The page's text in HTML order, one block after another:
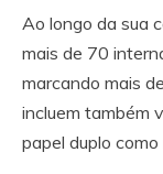
Ao longo da sua
mais de 70
marcando mais
incluem também
papel duplo